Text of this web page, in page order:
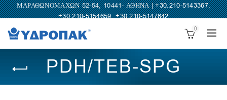
ΜΑΡΑΘΩΝΟΜΑΧΩΝ 52-54, 10441- ΑΘΗΝΑ |+30.210-5143367,
+30.210-5154659,+30.210-5147842
0
PDH/TEB-SPG